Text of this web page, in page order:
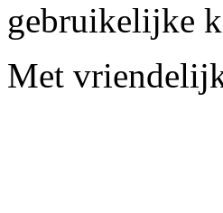
gebruikelijke
Met